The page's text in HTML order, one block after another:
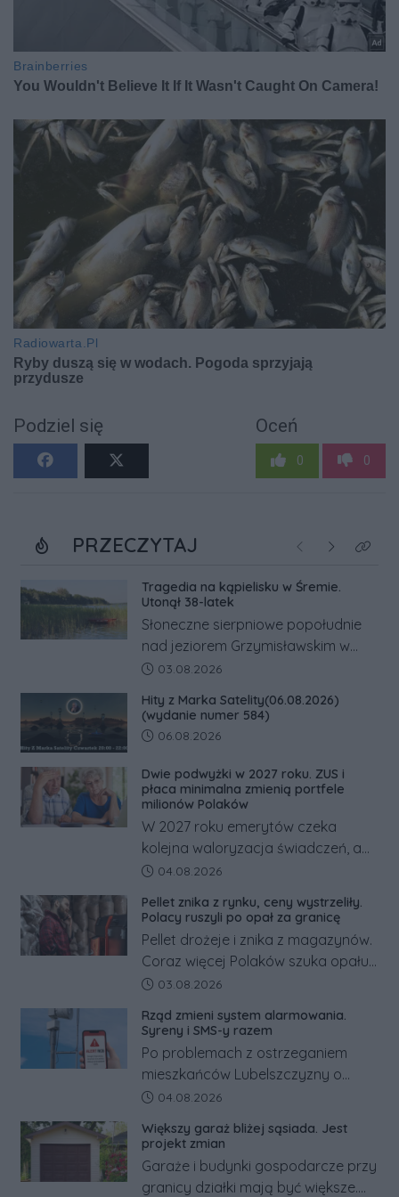
Podziel się Oceń
0 0
PRZECZYTAJ Poprzednie
NastępneKliknij
Tragedia na kąpielisku w Śremie.
Utonął 38-latek
Słoneczne sierpniowe popołudnie
nad jeziorem Grzymisławskim w
powiecie śremskim zakończyło się
odwrócić nawet natychmiastowe
działania służb ratunkowych.
Data dodania artykułu:
03.08.2026
Hity z Marka Satelity(06.08.2026)
(wydanie numer 584)
Data dodania artykułu:
06.08.2026
Dwie podwyżki w 2027 roku. ZUS i
płaca minimalna zmienią portfele
milionów Polaków
W 2027 roku emerytów czeka
kolejna waloryzacja świadczeń, a
pracowników podwyżka płacy
tym zmianom zyskają.
Data dodania artykułu:
04.08.2026
Pellet znika z rynku, ceny wystrzeliły.
Polacy ruszyli po opał za granicę
Pellet drożeje i znika z magazynów.
Coraz więcej Polaków szuka opału
za granicą, gdzie bywa nawet
Co się dzieje?
Data dodania artykułu:
03.08.2026
Rząd zmieni system alarmowania.
Syreny i SMS-y razem
Po problemach z ostrzeganiem
mieszkańców Lubelszczyzny o
rosyjskim zagrożeniu rząd
alarmowych, alertów RCB i aplikacji
w jeden system.
Data dodania artykułu:
04.08.2026
Większy garaż bliżej sąsiada. Jest
projekt zmian
Garaże i budynki gospodarcze przy
granicy działki mają być większe.